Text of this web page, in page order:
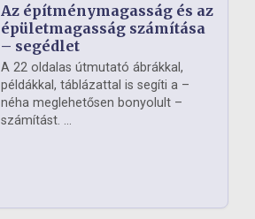
Az építménymagasság és az
épületmagasság számítása
– segédlet
A 22 oldalas útmutató ábrákkal,
példákkal, táblázattal is segíti a –
néha meglehetősen bonyolult –
számítást. ...